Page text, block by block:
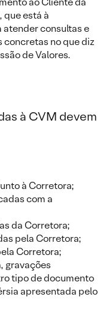
que está à
consultas e
concretas no que diz
de Valores.
à CVM devem
à Corretora;
com a
da Corretora;
pela Corretora;
Corretora;
gravações
tipo de documento
apresentada pelo